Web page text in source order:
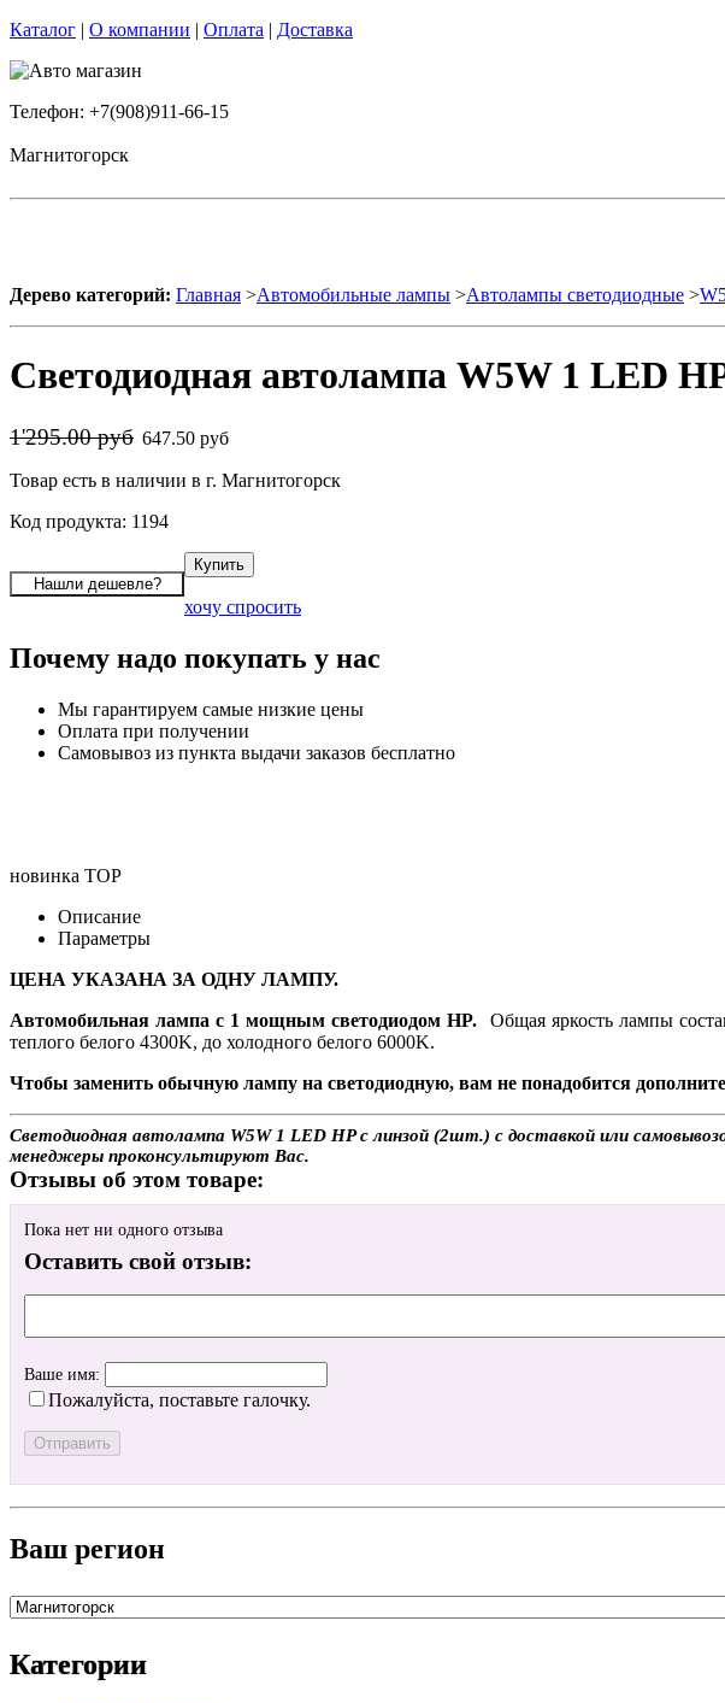
Каталог | О компании | Оплата | Доставка
Телефон: +7(908)911-66-15
Магнитогорск
Дерево категорий: Главная >Автомобильные лампы >Автолампы светодиодные >
Светодиодная автолампа W5W 1 LED
1'295.00 руб 647.50 руб
Товар есть в наличии в г. Магнитогорск
Код продукта: 1194
хочу спросить
Почему надо покупать у нас
Мы гарантируем самые низкие цены
Оплата при получении
Самовывоз из пункта выдачи заказов бесплатно
новинка TOP
Описание
Параметры
ЦЕНА УКАЗАНА ЗА ОДНУ ЛАМПУ.
Автомобильная лампа с 1 мощным светодиодом HP.
Общая яркость лампы
теплого белого 4300K, до холодного белого 6000K.
Чтобы заменить обычную лампу на светодиодную, вам не понадобится
Светодиодная автолампа W5W 1 LED HP с линзой (2шт.) с доставкой или
менеджеры проконсультируют Вас.
Отзывы об этом товаре:
Пока нет ни одного отзыва
Оставить свой отзыв:
Ваше имя:
Пожалуйста, поставьте галочку.
Ваш регион
Категории